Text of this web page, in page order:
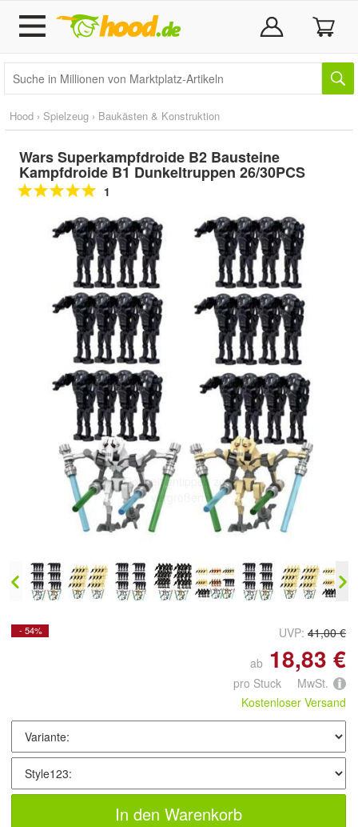
Hood › Spielzeug › Baukästen & Konstruktion
Wars Superkampfdroide B2 Bausteine
Kampfdroide B1 Dunkeltruppen 26/30PCS
1
Doppelt antippen zum
vergrößern
- 54% UVP: 41,00 €
ab 18,83 €
pro Stuck MwSt.
Kostenloser Versand
In den Warenkorb